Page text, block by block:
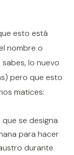
esto está
nombre o
lo nuevo
pero que esto
matices:
se designa
para hacer
durante